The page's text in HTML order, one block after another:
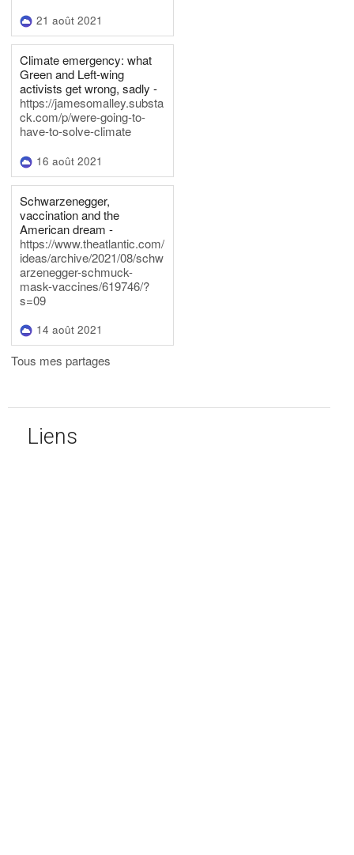
21 août 2021
Climate emergency: what
Green and Left-wing
activists get wrong, sadly -
https://jamesomalley.substa
ck.com/p/were-going-to-
have-to-solve-climate
16 août 2021
Schwarzenegger,
vaccination and the
American dream -
https://www.theatlantic.com/
ideas/archive/2021/08/schw
arzenegger-schmuck-
mask-vaccines/619746/?
s=09
14 août 2021
Tous mes partages
Liens